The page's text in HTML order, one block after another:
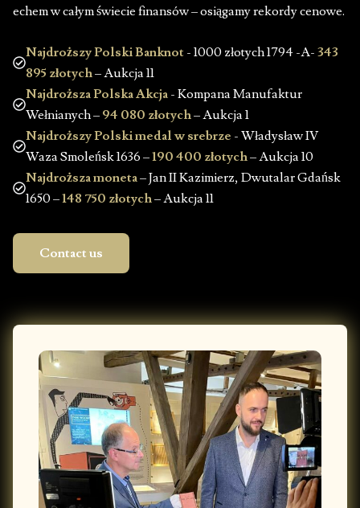
echem w całym świecie finansów – osiągamy rekordy cenowe.
Najdroższy Polski Banknot - 1000 złotych 1794 -A- 343
895 złotych– Aukcja 11
Najdroższa Polska Akcja - Kompana Manufaktur
Wełnianych – 94 080 złotych– Aukcja 1
Najdroższy Polski medal w srebrze - Władysław IV
Waza Smoleńsk 1636 –190 400 złotych– Aukcja 10
Najdroższa moneta– Jan II Kazimierz, Dwutalar Gdańsk
1650 –148 750 złotych– Aukcja 11
Contact us